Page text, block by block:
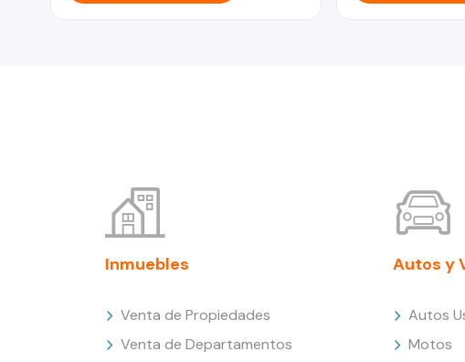
Inmuebles
Venta de Propiedades
Venta de Departamentos
Autos y
Autos
Motos